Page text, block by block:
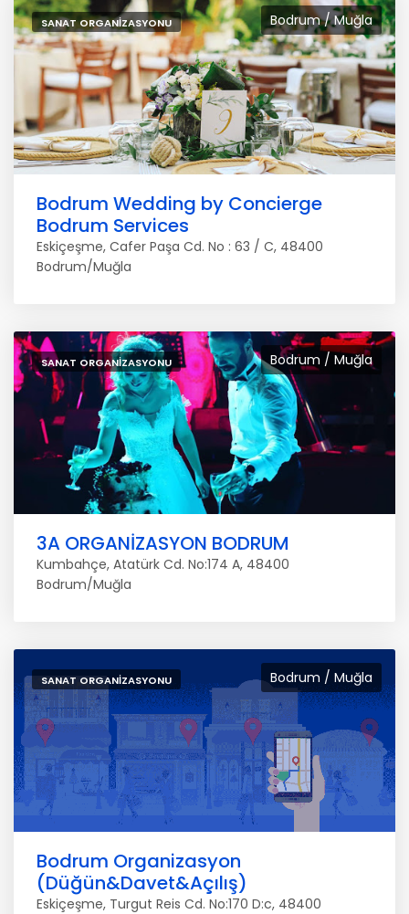
Bodrum / Muğla
SANAT ORGANIZASYONU
Bodrum Wedding by Concierge
Bodrum Services
Eskiçeşme, Cafer Paşa Cd. No : 63 / C, 48400
Bodrum/Muğla
Bodrum / Muğla
SANAT ORGANIZASYONU
3A ORGANİZASYON BODRUM
Kumbahçe, Atatürk Cd. No:174 A, 48400
Bodrum/Muğla
Bodrum / Muğla
SANAT ORGANIZASYONU
Bodrum Organizasyon
(Düğün&Davet&Açılış)
Eskiçeşme, Turgut Reis Cd. No:170 D:c, 48400